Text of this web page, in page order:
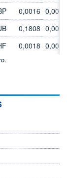
0,0016 0,00%
0,1808 0,00%
0,0018 0,00%